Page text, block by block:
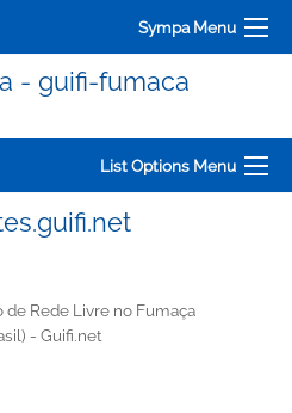
Sympa Menu
- guifi-fumaca
List Options Menu
Rede Livre no Fumaça
- Guifi.net